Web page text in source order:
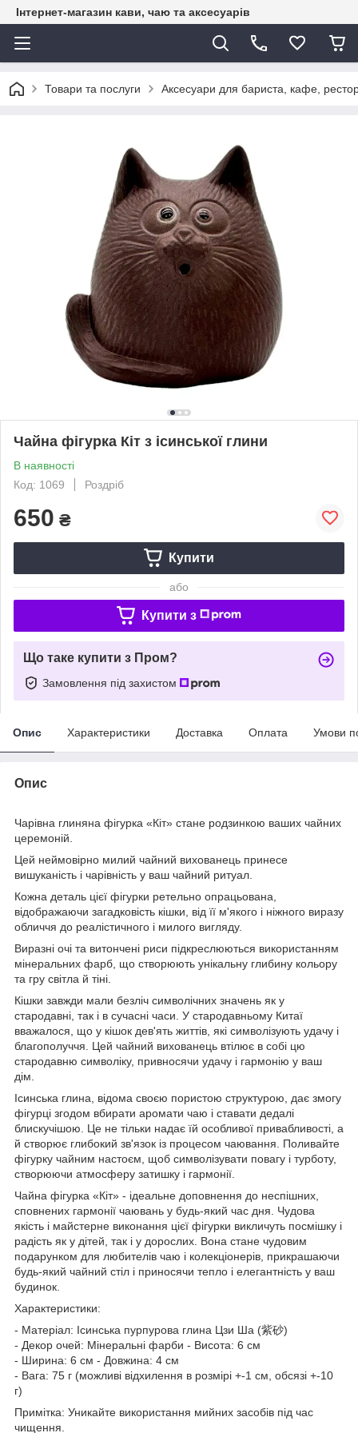
Інтернет-магазин кави, чаю та аксесуарів
Товари та послуги Аксесуари для бариста, кафе,
Чайна фігурка Кіт з ісинської глини
В наявності
Код: 1069
Роздріб
650 ₴
Купити
або
Купити з
Що таке купити з Пром?
Замовлення під захистом
Опис Характеристики Доставка Оплата Умови
Опис
Чарівна глиняна фігурка «Кіт» стане родзинкою ваших чайних
церемоній.
Цей неймовірно милий чайний вихованець принесе
вишуканість і чарівність у ваш чайний ритуал.
Кожна деталь цієї фігурки ретельно опрацьована,
відображаючи загадковість кішки, від її м'якого і ніжного виразу
обличчя до реалістичного і милого вигляду.
Виразні очі та витончені риси підкреслюються використанням
мінеральних фарб, що створюють унікальну глибину кольору
та гру світла й тіні.
Кішки завжди мали безліч символічних значень як у
стародавні, так і в сучасні часи. У стародавньому Китаї
вважалося, що у кішок дев'ять життів, які символізують удачу і
благополуччя. Цей чайний вихованець втілює в собі цю
стародавню символіку, привносячи удачу і гармонію у ваш
дім.
Ісинська глина, відома своєю пористою структурою, дає змогу
фігурці згодом вбирати аромати чаю і ставати дедалі
блискучішою. Це не тільки надає їй особливої привабливості, а
й створює глибокий зв'язок із процесом чаювання. Поливайте
фігурку чайним настоєм, щоб символізувати повагу і турботу,
створюючи атмосферу затишку і гармонії.
Чайна фігурка «Кіт» - ідеальне доповнення до неспішних,
сповнених гармонії чаювань у будь-який час дня. Чудова
якість і майстерне виконання цієї фігурки викличуть посмішку і
радість як у дітей, так і у дорослих. Вона стане чудовим
подарунком для любителів чаю і колекціонерів, прикрашаючи
будь-який чайний стіл і приносячи тепло і елегантність у ваш
будинок.
Характеристики:
- Матеріал: Ісинська пурпурова глина Цзи Ша (紫砂)
- Декор очей: Мінеральні фарби - Висота: 6 см
- Ширина: 6 см - Довжина: 4 см
- Вага: 75 г (можливі відхилення в розмірі +-1 см, обсязі +-10
г)
Примітка: Уникайте використання мийних засобів під час
чищення.